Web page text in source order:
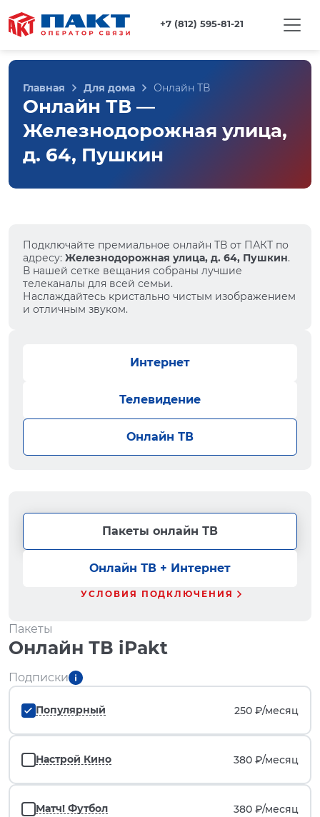
+7 (812) 595-81-21
Главная Для дома Онлайн ТВ
Онлайн ТВ —
Железнодорожная улица,
д. 64, Пушкин
Подключайте премиальное онлайн ТВ от ПАКТ по
адресу: Железнодорожная улица, д. 64, Пушкин.
В нашей сетке вещания собраны лучшие
телеканалы для всей семьи.
Наслаждайтесь кристально чистым изображением
и отличным звуком.
Интернет
Телевидение
Онлайн ТВ
Пакеты онлайн ТВ
Онлайн ТВ + Интернет
УСЛОВИЯ ПОДКЛЮЧЕНИЯ
Пакеты
Онлайн ТВ iPakt
Подписки
Популярный 250 ₽/месяц
Настрой Кино 380 ₽/месяц
Матч! Футбол 380 ₽/месяц